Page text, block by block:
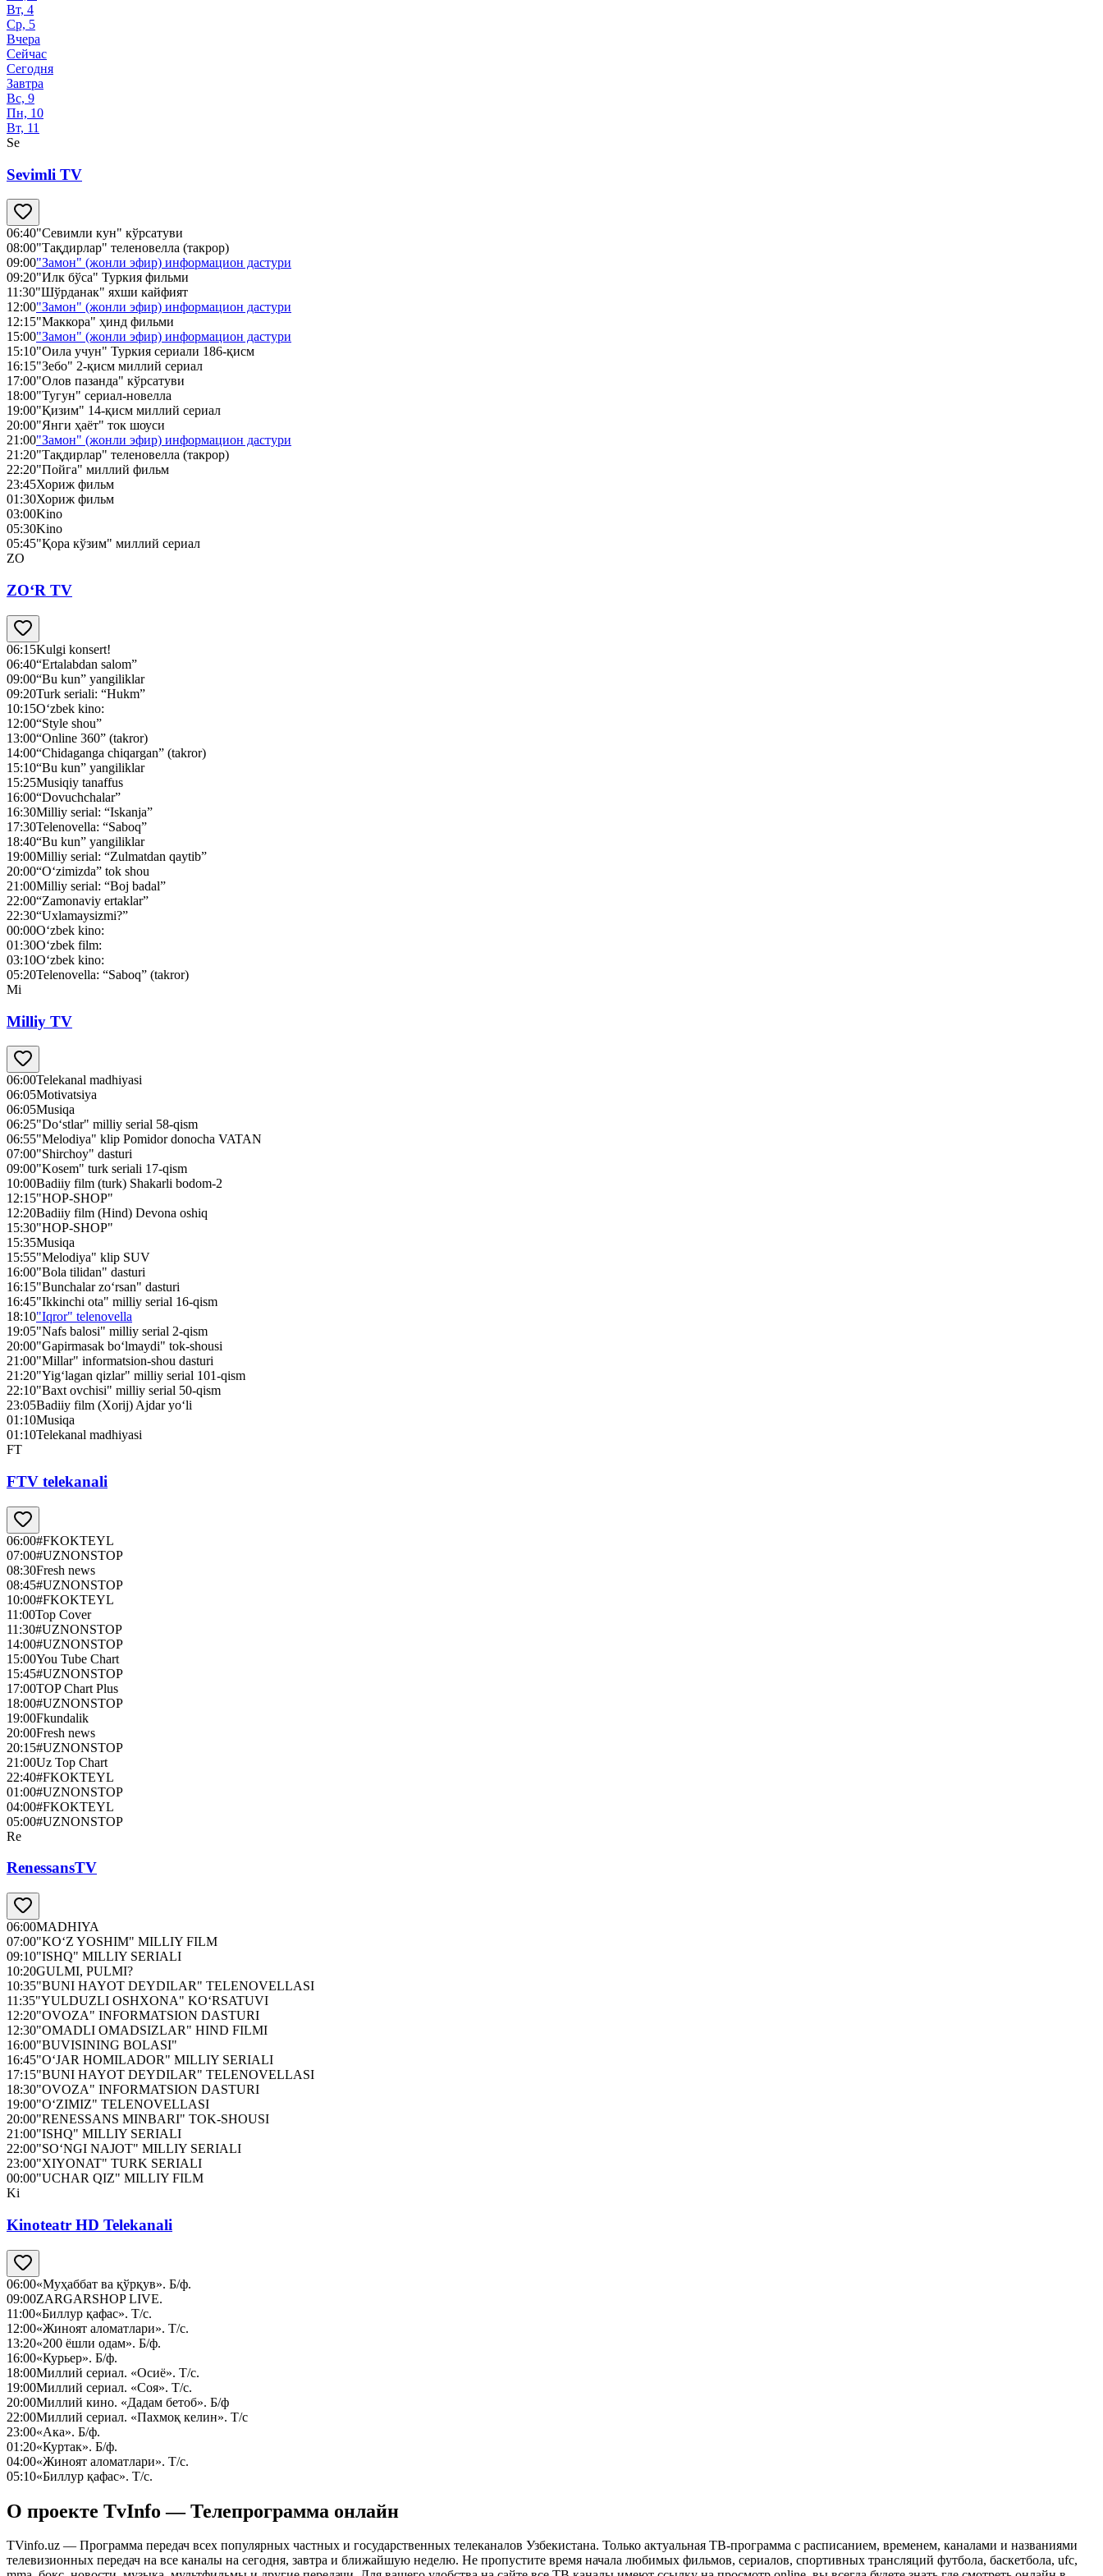
Вт, 4
Ср, 5
Вчера
Сейчас
Сегодня
Завтра
Вс, 9
Пн, 10
Вт, 11
Se
Sevimli TV
06:40"Севимли кун" кўрсатуви
08:00"Тақдирлар" теленовелла (такрор)
09:00"Замон" (жонли эфир) информацион дастури
09:20"Илк бўса" Туркия фильми
11:30"Шўрданак" яхши кайфият
12:00"Замон" (жонли эфир) информацион дастури
12:15"Маккора" ҳинд фильми
15:00"Замон" (жонли эфир) информацион дастури
15:10"Оила учун" Туркия сериали 186-қисм
16:15"Зебо" 2-қисм миллий сериал
17:00"Олов пазанда" кўрсатуви
18:00"Тугун" сериал-новелла
19:00"Қизим" 14-қисм миллий сериал
20:00"Янги ҳаёт" ток шоуси
21:00"Замон" (жонли эфир) информацион дастури
21:20"Тақдирлар" теленовелла (такрор)
22:20"Пойга" миллий фильм
23:45Хориж фильм
01:30Хориж фильм
03:00Kino
05:30Kino
05:45"Қора кўзим" миллий сериал
ZO
ZO‘R TV
06:15Kulgi konsert!
06:40“Ertalabdan salom”
09:00“Bu kun” yangiliklar
09:20Turk seriali: “Hukm”
10:15O‘zbek kino:
12:00“Style shou”
13:00“Online 360” (takror)
14:00“Chidaganga chiqargan” (takror)
15:10“Bu kun” yangiliklar
15:25Musiqiy tanaffus
16:00“Dovuchchalar”
16:30Milliy serial: “Iskanja”
17:30Telenovella: “Saboq”
18:40“Bu kun” yangiliklar
19:00Milliy serial: “Zulmatdan qaytib”
20:00“O‘zimizda” tok shou
21:00Milliy serial: “Boj badal”
22:00“Zamonaviy ertaklar”
22:30“Uxlamaysizmi?”
00:00O‘zbek kino:
01:30O‘zbek film:
03:10O‘zbek kino:
05:20Telenovella: “Saboq” (takror)
Mi
Milliy TV
06:00Telekanal madhiyasi
06:05Motivatsiya
06:05Musiqa
06:25"Do‘stlar" milliy serial 58-qism
06:55"Melodiya" klip Pomidor donocha VATAN
07:00"Shirchoy" dasturi
09:00"Kosem" turk seriali 17-qism
10:00Badiiy film (turk) Shakarli bodom-2
12:15"HOP-SHOP"
12:20Badiiy film (Hind) Devona oshiq
15:30"HOP-SHOP"
15:35Musiqa
15:55"Melodiya" klip SUV
16:00"Bola tilidan" dasturi
16:15"Bunchalar zo‘rsan" dasturi
16:45"Ikkinchi ota" milliy serial 16-qism
18:10"Iqror" telenovella
19:05"Nafs balosi" milliy serial 2-qism
20:00"Gapirmasak bo‘lmaydi" tok-shousi
21:00"Millar" informatsion-shou dasturi
21:20"Yig‘lagan qizlar" milliy serial 101-qism
22:10"Baxt ovchisi" milliy serial 50-qism
23:05Badiiy film (Xorij) Ajdar yo‘li
01:10Musiqa
01:10Telekanal madhiyasi
FT
FTV telekanali
06:00#FKOKTEYL
07:00#UZNONSTOP
08:30Fresh news
08:45#UZNONSTOP
10:00#FKOKTEYL
11:00Top Cover
11:30#UZNONSTOP
14:00#UZNONSTOP
15:00You Tube Chart
15:45#UZNONSTOP
17:00TOP Chart Plus
18:00#UZNONSTOP
19:00Fkundalik
20:00Fresh news
20:15#UZNONSTOP
21:00Uz Top Chart
22:40#FKOKTEYL
01:00#UZNONSTOP
04:00#FKOKTEYL
05:00#UZNONSTOP
Re
RenessansTV
06:00MADHIYA
07:00"KO‘Z YOSHIM" MILLIY FILM
09:10"ISHQ" MILLIY SERIALI
10:20GULMI, PULMI?
10:35"BUNI HAYOT DEYDILAR" TELENOVELLASI
11:35"YULDUZLI OSHXONA" KO‘RSATUVI
12:20"OVOZA" INFORMATSION DASTURI
12:30"OMADLI OMADSIZLAR" HIND FILMI
16:00"BUVISINING BOLASI"
16:45"O‘JAR HOMILADOR" MILLIY SERIALI
17:15"BUNI HAYOT DEYDILAR" TELENOVELLASI
18:30"OVOZA" INFORMATSION DASTURI
19:00"O‘ZIMIZ" TELENOVELLASI
20:00"RENESSANS MINBARI" TOK-SHOUSI
21:00"ISHQ" MILLIY SERIALI
22:00"SO‘NGI NAJOT" MILLIY SERIALI
23:00"XIYONAT" TURK SERIALI
00:00"UCHAR QIZ" MILLIY FILM
Ki
Kinoteatr HD Telekanali
06:00«Муҳаббат ва қўрқув». Б/ф.
09:00ZARGARSHOP LIVE.
11:00«Биллур қафас». Т/с.
12:00«Жиноят аломатлари». Т/с.
13:20«200 ёшли одам». Б/ф.
16:00«Курьер». Б/ф.
18:00Миллий сериал. «Осиё». Т/с.
19:00Миллий сериал. «Соя». Т/с.
20:00Миллий кино. «Дадам бетоб». Б/ф
22:00Миллий сериал. «Пахмоқ келин». Т/с
23:00«Ака». Б/ф.
01:20«Куртак». Б/ф.
04:00«Жиноят аломатлари». Т/с.
05:10«Биллур қафас». Т/с.
О проекте TvInfo — Телепрограмма онлайн
TVinfo.uz — Программа передач всех популярных частных и государственных телеканалов Узбекистана. Только актуальная ТВ-программа с расписанием, временем, каналами и названиями
телевизионных передач на все каналы на сегодня, завтра и ближайшую неделю. Не пропустите время начала любимых фильмов, сериалов, спортивных трансляций футбола, баскетбола, ufc,